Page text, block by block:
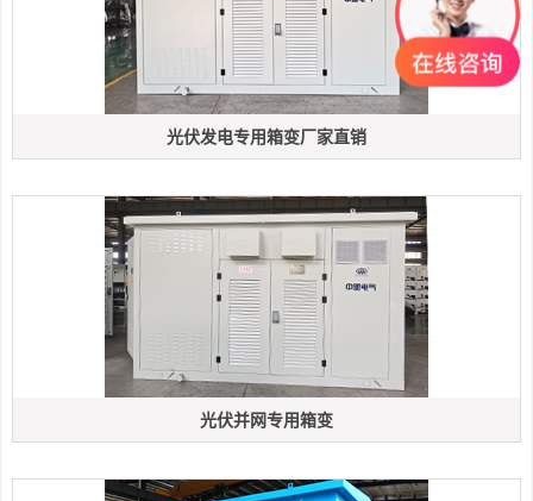
光伏发电专用箱变厂家直销
光伏并网专用箱变